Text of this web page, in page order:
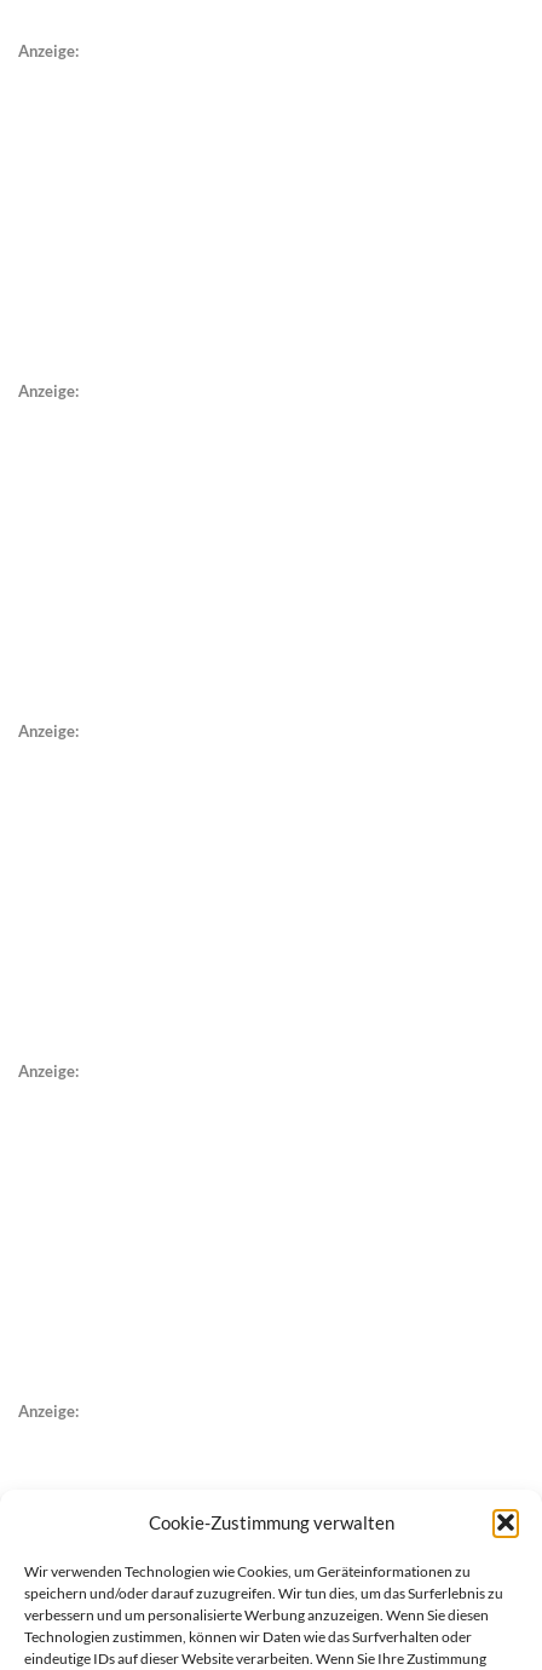
Cookie-Zustimmung verwalten
Wir verwenden Technologien wie Cookies, um Geräteinformationen zu
speichern und/oder darauf zuzugreifen. Wir tun dies, um das Surferlebnis zu
verbessern und um personalisierte Werbung anzuzeigen. Wenn Sie diesen
Technologien zustimmen, können wir Daten wie das Surfverhalten oder
eindeutige IDs auf dieser Website verarbeiten. Wenn Sie Ihre Zustimmung
Anzeige:
Anzeige:
Anzeige:
Anzeige:
Anzeige: